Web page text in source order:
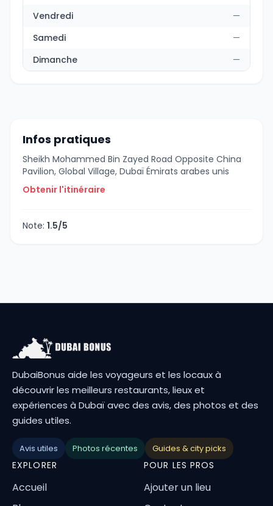
Vendredi
—
Samedi
—
Dimanche
—
Infos pratiques
Sheikh Mohammed Bin Zayed Road Opposite China
Pavilion, Global Village, Dubaï Émirats arabes unis
Obtenir l'itinéraire
Note: 1.5/5
DubaiBonus aide les voyageurs et les locaux à
découvrir les meilleurs restaurants, lieux et
expériences à Dubaï avec des avis, des photos et des
guides utiles.
Avis utiles Photos récentes Guides & city picks
EXPLORER
Accueil
POUR LES PROS
Ajouter un lieu